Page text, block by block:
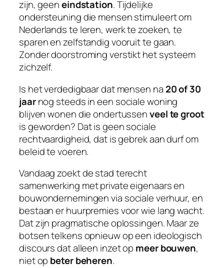
zijn, geeneindstation. Tijdelijke
ondersteuning die mensen stimuleert om
Nederlands te leren, werk te zoeken, te
sparen en zelfstandig vooruit te gaan.
Zonder doorstroming verstikt het systeem
zichzelf.
Is het verdedigbaar dat mensen na 20 of 30
jaarnog steeds in een sociale woning
blijven wonen die ondertussenveel te groot
is geworden? Dat is geen sociale
rechtvaardigheid, dat is gebrek aan durf om
beleid te voeren.
Vandaag zoekt de stad terecht
samenwerking met private eigenaars en
bouwondernemingen via sociale verhuur, en
bestaan er huurpremies voor wie lang wacht.
Dat zijn pragmatische oplossingen. Maar ze
botsen telkens opnieuw op een ideologisch
discours dat alleen inzet op meer bouwen,
niet op beter beheren.